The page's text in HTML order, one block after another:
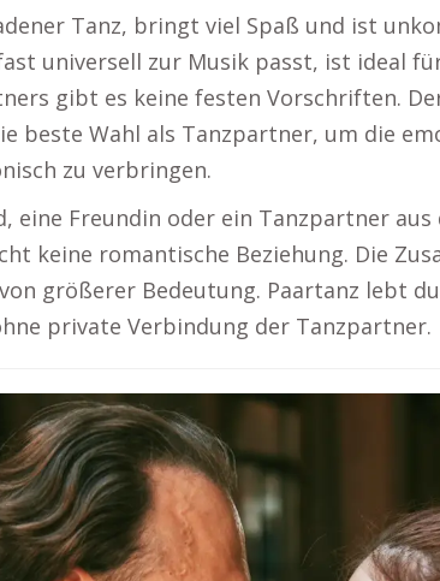
Tanz, bringt viel Spaß und ist
universell zur Musik passt, ist ideal
gibt es keine festen Vorschriften.
beste Wahl als Tanzpartner, um die
zu verbringen.
eine Freundin oder ein Tanzpartner
keine romantische Beziehung. Die
größerer Bedeutung. Paartanz lebt
private Verbindung der Tanzpartner.